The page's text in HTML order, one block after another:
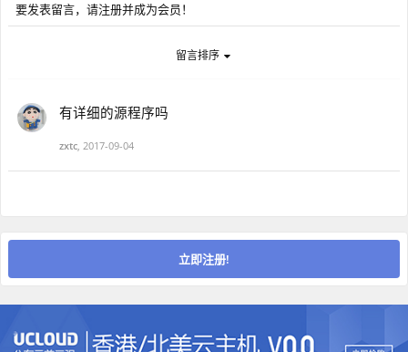
要发表留言，请注册并成为会员！
留言排序
有详细的源程序吗
zxtc, 2017-09-04
立即注册!